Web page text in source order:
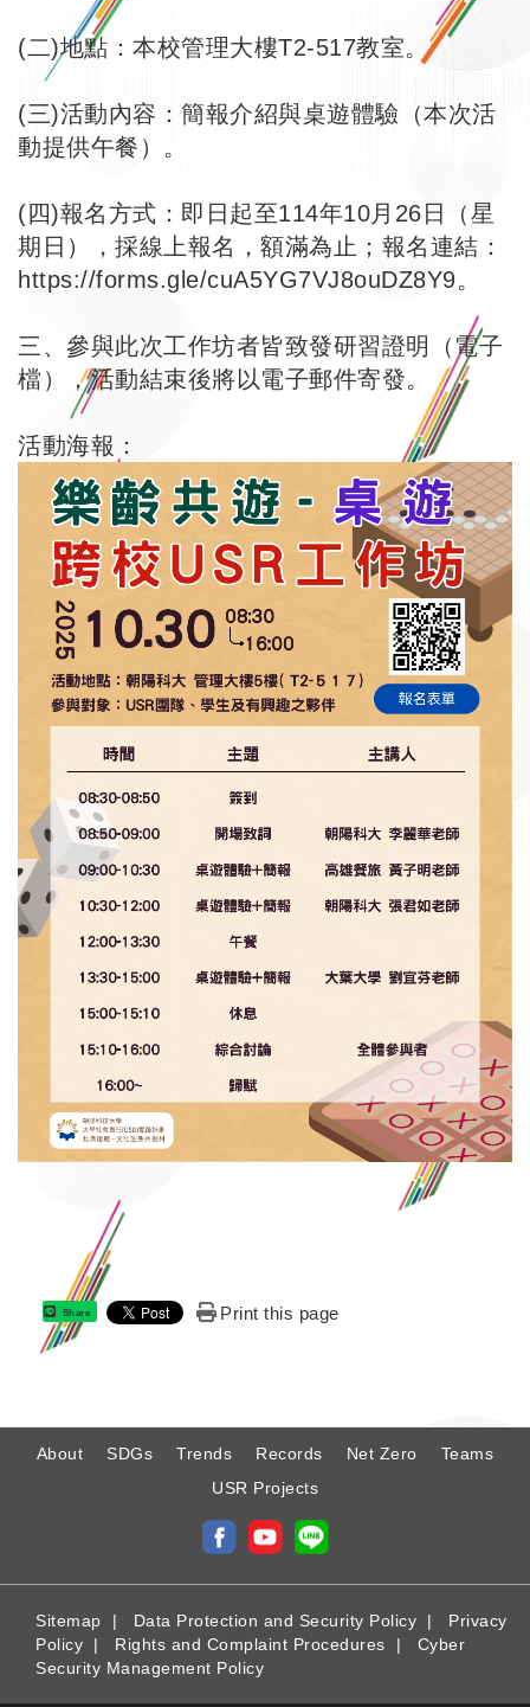
(二)地點：本校管理大樓T2-517教室。
(三)活動內容：簡報介紹與桌遊體驗（本次活
動提供午餐）。
(四)報名方式：即日起至114年10月26日（星
期日），採線上報名，額滿為止；報名連結：
https://forms.gle/cuA5YG7VJ8ouDZ8Y9。
三、參與此次工作坊者皆致發研習證明（電子
檔），活動結束後將以電子郵件寄發。
活動海報：
Share Print this page
About SDGs Trends Records Net Zero
Teams
USR Projects
Sitemap | Data Protection and Security Policy | Privacy
Policy | Rights and Complaint Procedures | Cyber
Security Management Policy